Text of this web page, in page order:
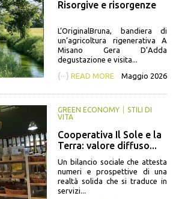
Risorgive e risorgenze
L’OriginalBruna, bandiera di
un’agricoltura rigenerativa A
Misano Gera D’Adda
degustazione e visita...
{···} READ MORE Maggio 2026
GREEN ECONOMY
STILI DI
VITA
Cooperativa Il Sole e la
Terra: valore diffuso...
Un bilancio sociale che attesta
numeri e prospettive di una
realtà solida che si traduce in
servizi...